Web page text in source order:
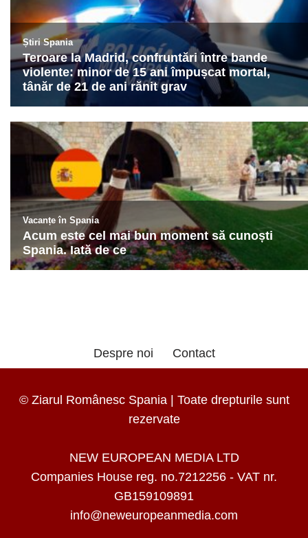
Despre noi Contact
© Ziarul Românesc Spania | Toate drepturile sunt
rezervate
NEW EUROPEAN MEDIA LTD
Companies House reg. no.7212256 - VAT nr.
GB159109891
info@neweuropeanmedia.com